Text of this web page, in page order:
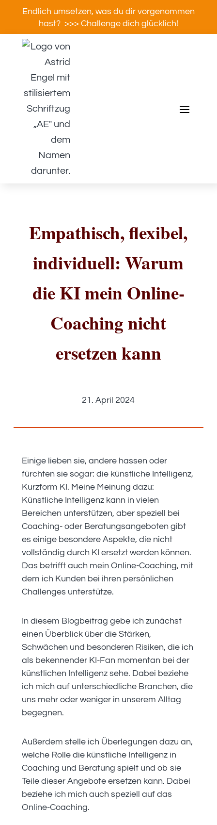
Endlich umsetzen, was du dir vorgenommen
hast? >>> Challenge dich glücklich!
Empathisch, flexibel,
individuell: Warum
die KI mein Online-
Coaching nicht
ersetzen kann
21. April 2024
Einige lieben sie, andere hassen oder
fürchten sie sogar: die künstliche Intelligenz,
Kurzform KI. Meine Meinung dazu:
Künstliche Intelligenz kann in vielen
Bereichen unterstützen, aber speziell bei
Coaching- oder Beratungsangeboten gibt
es einige besondere Aspekte, die nicht
vollständig durch KI ersetzt werden können.
Das betrifft auch mein Online-Coaching, mit
dem ich Kunden bei ihren persönlichen
Challenges unterstütze.
In diesem Blogbeitrag gebe ich zunächst
einen Überblick über die Stärken,
Schwächen und besonderen Risiken, die ich
als bekennender KI-Fan momentan bei der
künstlichen Intelligenz sehe. Dabei beziehe
ich mich auf unterschiedliche Branchen, die
uns mehr oder weniger in unserem Alltag
begegnen.
Außerdem stelle ich Überlegungen dazu an,
welche Rolle die künstliche Intelligenz in
Coaching und Beratung spielt und ob sie
Teile dieser Angebote ersetzen kann. Dabei
beziehe ich mich auch speziell auf das
Online-Coaching.